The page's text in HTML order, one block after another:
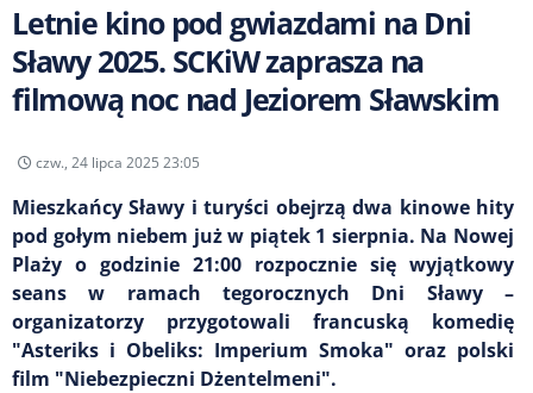
Letnie kino pod gwiazdami na Dni
Sławy 2025. SCKiW zaprasza na
filmową noc nad Jeziorem Sławskim
czw., 24 lipca 2025 23:05
Mieszkańcy Sławy i turyści obejrzą dwa kinowe hity
pod gołym niebem już w piątek 1 sierpnia. Na Nowej
Plaży o godzinie 21:00 rozpocznie się wyjątkowy
seans w ramach tegorocznych Dni Sławy –
organizatorzy przygotowali francuską komedię
"Asteriks i Obeliks: Imperium Smoka" oraz polski
film "Niebezpieczni Dżentelmeni".